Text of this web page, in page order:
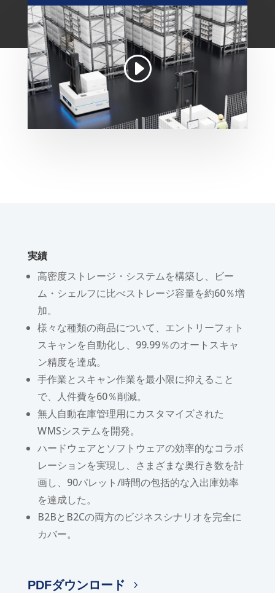
実績
高密度ストレージ・システムを構築し、ビー
ム・シェルフに比べストレージ容量を約60％増
加。
様々な種類の商品について、エントリーフォト
スキャンを自動化し、99.99％のオートスキャ
ン精度を達成。
手作業とスキャン作業を最小限に抑えること
で、人件費を60％削減。
無人自動在庫管理用にカスタマイズされた
WMSシステムを開発。
ハードウェアとソフトウェアの効率的なコラボ
レーションを実現し、さまざまな奥行き数を計
画し、90パレット/時間の包括的な入出庫効率
を達成した。
B2BとB2Cの両方のビジネスシナリオを完全に
カバー。
PDFダウンロード